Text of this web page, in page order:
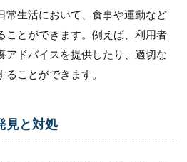
常生活において、食事や運動など
ことができます。例えば、利用者
アドバイスを提供したり、適切な
ことができます。
見と対処